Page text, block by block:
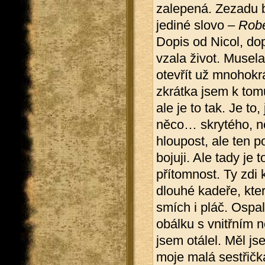
zalepená. Zezadu
jediné slovo –
Dopis od Nicol,
vzala život.
otevřít už
zkrátka jsem k
ale je to tak. Je
něco… skrytého,
hloupost, ale ten
bojuji. Ale tady je
přítomnost. Ty zdi
dlouhé kadeře,
smích i pláč.
obálku s vnitřním
jsem otálel. Měl
moje malá